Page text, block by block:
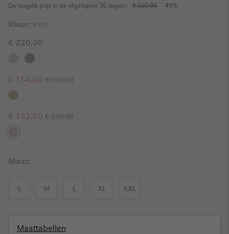
De laagste prijs in de afgelopen 30 dagen: € 220,00 -40%
Kleur:
Iron
€ 220,00
Sale price:
€ 154,00 Regular price:
€ 220,00
Sale price:
€ 132,00 Regular price:
€ 220,00
Maat:
S M L XL XXL
Maattabellen